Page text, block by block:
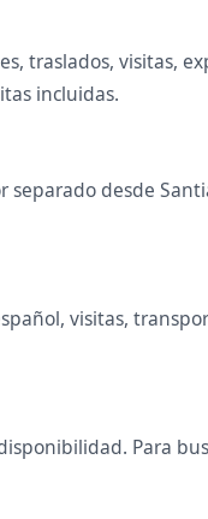
traslados, visitas,
incluidas.
desde
visitas,
Para